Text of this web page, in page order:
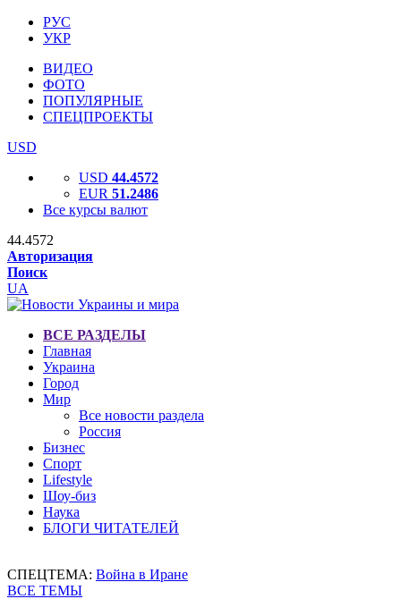
РУС
УКР
ВИДЕО
ФОТО
ПОПУЛЯРНЫЕ
СПЕЦПРОЕКТЫ
USD
USD 44.4572
EUR 51.2486
Все курсы валют
44.4572
Авторизация
Поиск
UA
ВСЕ РАЗДЕЛЫ
Главная
Украина
Город
Мир
Все новости раздела
Россия
Бизнес
Спорт
Lifestyle
Шоу-биз
Наука
БЛОГИ ЧИТАТЕЛЕЙ
СПЕЦТЕМА: Война в Иране
ВСЕ ТЕМЫ